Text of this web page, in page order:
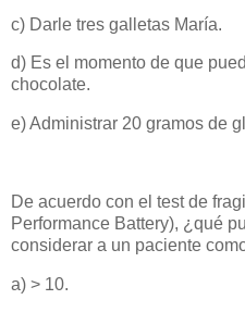
c) Darle tres galletas María.
d) Es el momento de que
chocolate.
e) Administrar 20 gramos de
De acuerdo con el test de
Performance Battery), ¿qué
considerar a un paciente
a) > 10.